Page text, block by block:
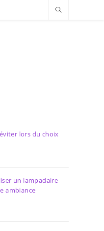
lors du choix
un lampadaire
ambiance